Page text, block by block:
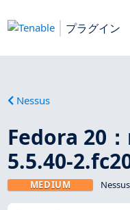
プラグイン
Nessus
Fedora 20
5.5.40-
MEDIUM